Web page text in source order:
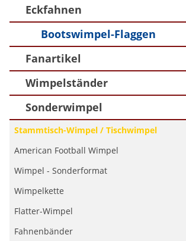
Eckfahnen
Bootswimpel-Flaggen
Fanartikel
Wimpelständer
Sonderwimpel
Stammtisch-Wimpel / Tischwimpel
American Football Wimpel
Wimpel - Sonderformat
Wimpelkette
Flatter-Wimpel
Fahnenbänder